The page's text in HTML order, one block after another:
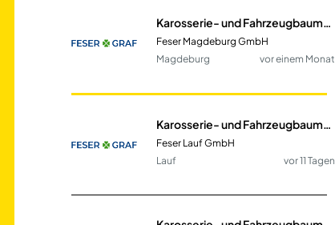
Karosserie- und Fahrzeugbaumechaniker | (m/w/d)
Feser Magdeburg GmbH
Magdeburg
vor einem Monat
Karosserie- und Fahrzeugbaumechaniker| (m/w/d)
Feser Lauf GmbH
Lauf
vor 11 Tagen